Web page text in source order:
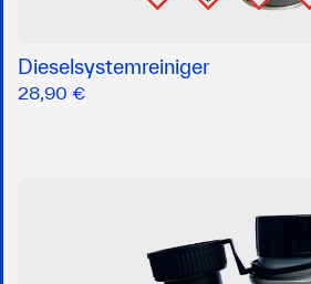
Dieselsystemreiniger
28,90 €